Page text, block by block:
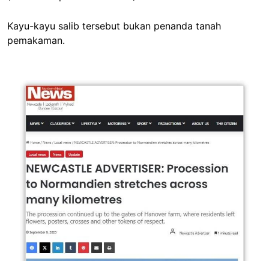
Kayu-kayu salib tersebut bukan penanda tanah
pemakaman.
Image